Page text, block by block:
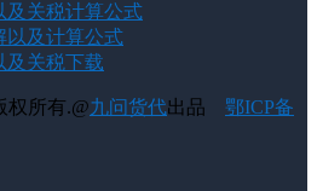
及关税计算公式
以及计算公式
及关税下载
权所有.@九问货代出品 鄂ICP备